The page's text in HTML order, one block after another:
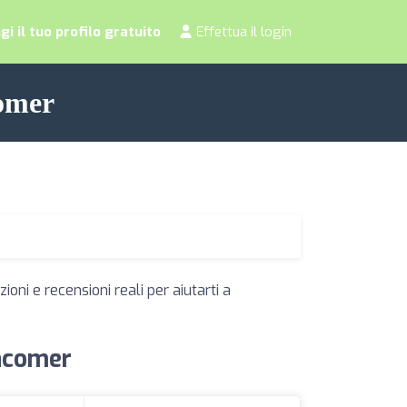
il tuo profilo gratuito Effettua il login
e recensioni reali per aiutarti a